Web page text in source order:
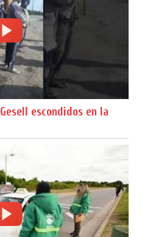
escondidos en la